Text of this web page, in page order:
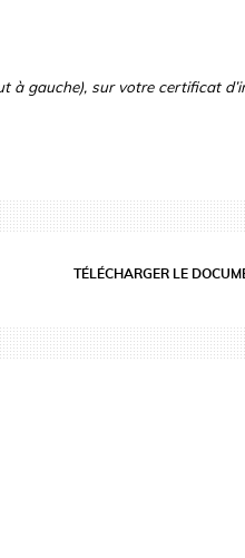
à gauche), sur votre certificat
TÉLÉCHARGER LE